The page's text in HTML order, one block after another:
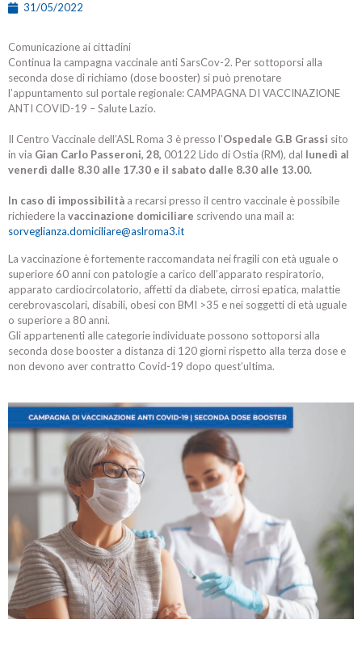
31/05/2022
Comunicazione ai cittadini
Continua la campagna vaccinale anti SarsCov-2. Per sottoporsi alla
seconda dose di richiamo (dose booster) si può prenotare
l’appuntamento sul portale regionale: CAMPAGNA DI VACCINAZIONE
ANTI COVID-19 – Salute Lazio.
Il Centro Vaccinale dell’ASL Roma 3 è presso l’Ospedale G.B Grassi sito
in via Gian Carlo Passeroni, 28, 00122 Lido di Ostia (RM), dal lunedì al
venerdì dalle 8.30 alle 17.30 e il sabato dalle 8.30 alle 13.00.
In caso di impossibilità a recarsi presso il centro vaccinale è possibile
richiedere la vaccinazione domiciliare scrivendo una mail a:
sorveglianza.domiciliare@aslroma3.it
La vaccinazione è fortemente raccomandata nei fragili con età uguale o
superiore 60 anni con patologie a carico dell’apparato respiratorio,
apparato cardiocircolatorio, affetti da diabete, cirrosi epatica, malattie
cerebrovascolari, disabili, obesi con BMI >35 e nei soggetti di età uguale
o superiore a 80 anni.
Gli appartenenti alle categorie individuate possono sottoporsi alla
seconda dose booster a distanza di 120 giorni rispetto alla terza dose e
non devono aver contratto Covid-19 dopo quest’ultima.